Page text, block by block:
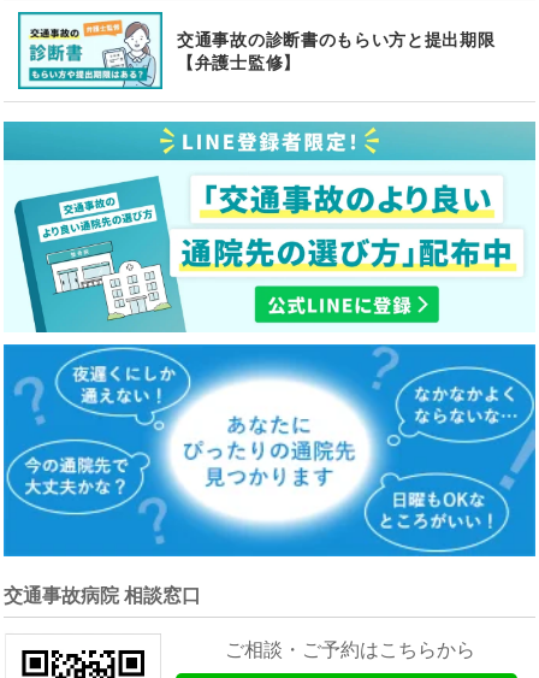
交通事故の診断書のもらい方と提出期限
【弁護士監修】
交通事故病院 相談窓口
ご相談・ご予約はこちらから